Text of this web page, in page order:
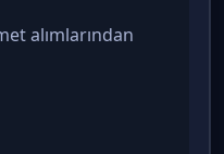
alımlarından